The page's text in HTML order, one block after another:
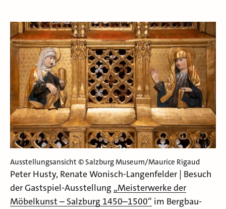
Ausstellungsansicht © Salzburg Museum/Maurice Rigaud
Peter Husty, Renate Wonisch-Langenfelder | Besuch
der Gastspiel-Ausstellung „Meisterwerke der
Möbelkunst – Salzburg 1450–1500“ im Bergbau-